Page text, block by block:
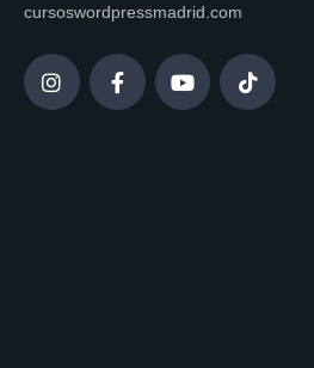
cursoswordpressmadrid.com